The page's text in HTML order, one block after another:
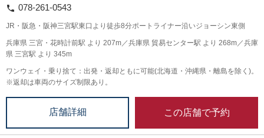
078-261-0543
JR・阪急・阪神三宮駅東口より徒歩8分ポートライナー沿いジョーシン東側
兵庫県 三宮・花時計前駅 より 207m／兵庫県 貿易センター駅 より 268m／兵庫
県 三宮駅 より 345m
ワンウェイ・乗り捨て：出発・返却ともに可能(北海道・沖縄県・離島を除く)。
※返却は車両のサイズ制限あり。
店舗詳細 この店舗で予約